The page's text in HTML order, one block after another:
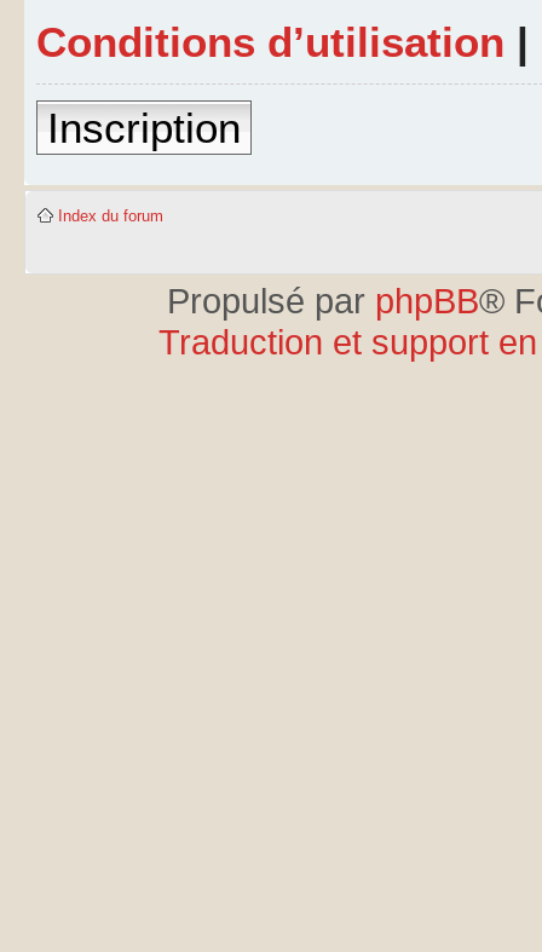
Conditions d’utilisation |
Inscription
Index du forum
Propulsé par phpBB®
Traduction et support